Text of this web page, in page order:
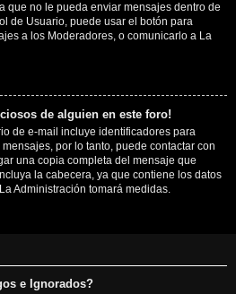
que no le pueda enviar mensajes dentro de
de Usuario, puede usar el botón para
a los Moderadores, o comunicarlo a La
de alguien en este foro!
de e-mail incluye identificadores para
por lo tanto, puede contactar con
una copia completa del mensaje que
la cabecera, ya que contiene los datos
Administración tomará medidas.
e Ignorados?